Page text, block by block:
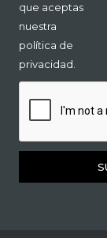
que aceptas
nuestra
política de
privacidad.